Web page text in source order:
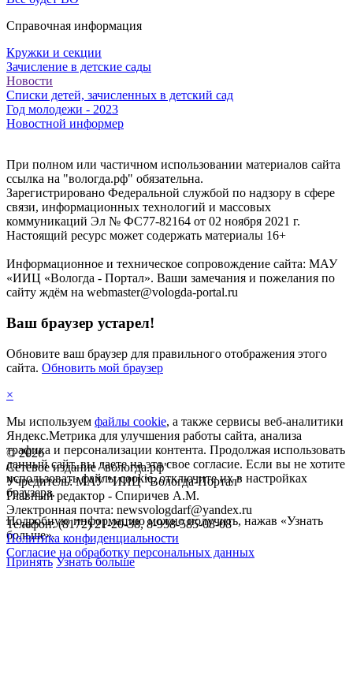
Справочная информация
Кружки и секции
Зачисление в детские сады
Новости
Списки детей, зачисленных в детский сад
Год молодежи - 2023
©2026
Сетевое издание "вологда.рф"
Учредитель: МАУ "ИИЦ "Вологда-Портал"
Главный редактор - Спиричев А.М.
Электронная почта: newsvologdarf@yandex.ru
Телефон: (8172) 21-20-38, 8-958-585-08-08
Политика конфиденциальности
Согласие на обработку персональных данных
Новостной информер
При полном или частичном использовании материалов сайта
ссылка на "вологда.рф" обязательна.
Зарегистрировано Федеральной службой по надзору в сфере
связи, информационных технологий и массовых
коммуникаций Эл № ФС77-82164 от 02 ноября 2021 г.
Настоящий ресурс может содержать материалы 16+
Информационное и техническое сопровождение сайта: МАУ
«ИИЦ «Вологда - Портал». Ваши замечания и пожелания по
сайту ждём на webmaster@vologda-portal.ru
Ваш браузер устарел!
Обновите ваш браузер для правильного отображения этого
сайта. Обновить мой браузер
×
Мы используем файлы cookie, а также сервисы веб-аналитики
Яндекс.Метрика для улучшения работы сайта, анализа
трафика и персонализации контента. Продолжая использовать
данный сайт, вы даете на это свое согласие. Если вы не хотите
использовать файлы cookie, отключите их в настройках
браузера.
Подробную информацию можно получить, нажав «Узнать
больше».
Принять Узнать больше